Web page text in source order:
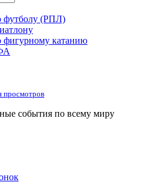
футболу (РПЛ)
фигурному катанию
просмотров
события по всему миру